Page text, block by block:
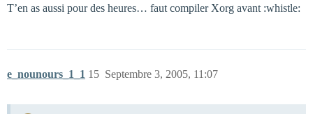
T’en as aussi pour des heures… faut compiler Xorg avant :whistle:
e_nounours_1_1 Septembre 3, 2005, 11:07
15